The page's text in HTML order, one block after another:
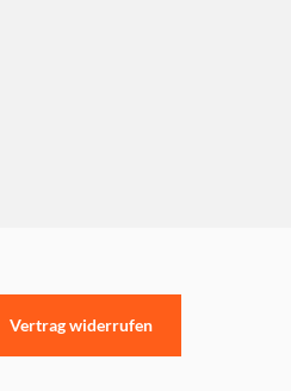
Vertrag widerrufen